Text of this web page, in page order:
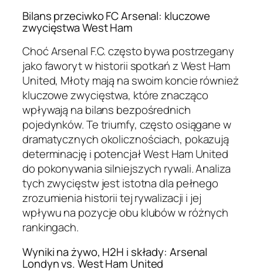
Bilans przeciwko FC Arsenal: kluczowe
zwycięstwa West Ham
Choć Arsenal F.C. często bywa postrzegany
jako faworyt w historii spotkań z West Ham
United, Młoty mają na swoim koncie również
kluczowe zwycięstwa, które znacząco
wpływają na bilans bezpośrednich
pojedynków. Te triumfy, często osiągane w
dramatycznych okolicznościach, pokazują
determinację i potencjał West Ham United
do pokonywania silniejszych rywali. Analiza
tych zwycięstw jest istotna dla pełnego
zrozumienia historii tej rywalizacji i jej
wpływu na pozycje obu klubów w różnych
rankingach.
Wyniki na żywo, H2H i składy: Arsenal
Londyn vs. West Ham United